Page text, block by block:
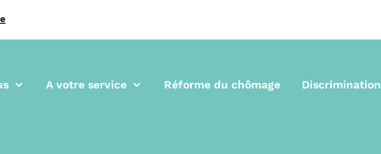
A votre service Réforme du chômage Discrimination